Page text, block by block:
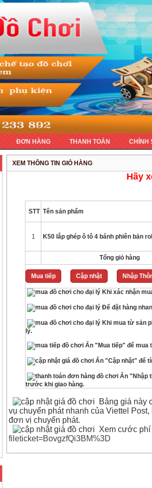
ĐƠN HÀNG THANH TOÁN CHÍNH
XEM THÔNG TIN GIỎ HÀNG
Hãy
STT Tên sản phẩm
1 K50 lắp ghép ô tô 4 bánh phiên bản
Tổng giỏ hàng
Mua tiếp Cập nhật Nhập
Khi xác nhận
Để đặt hàng
Khi mua từ sản
lý.
Ấn "Mua tiếp" để mua
Ấn "Cập nhật" để
Ấn "Nhập
trước khi giao hàng.
Bảng giá này
vụ chuyển phát nhanh của Viettel
đơn vị chuyển phát.
Xem cước phí
fileticket=BovgzfQi3BM%3D